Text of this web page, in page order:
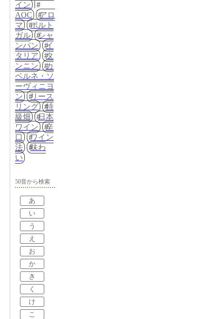
イン
AOC
アロ
マ
ポルト
ガル
シャ
ンパン
イ
タリア
タ
ンニン
カ
ベルネ・ソ
ーヴィニヨ
ン
リース
リング
特
級畑
日本
ワイン
辛
口
ワイン
法
味わ
い
50音から検索
あ
い
う
え
お
か
き
く
け
こ